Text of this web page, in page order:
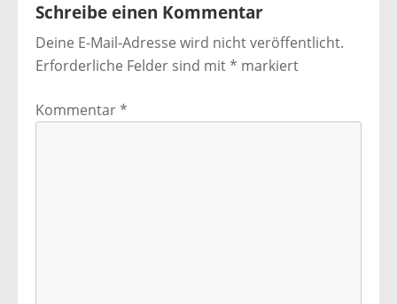
Schreibe einen Kommentar
Deine E-Mail-Adresse wird nicht veröffentlicht.
Erforderliche Felder sind mit* markiert
Kommentar*